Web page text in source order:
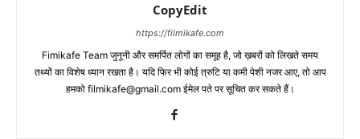
CopyEdit
https://filmikafe.com
Fimikafe Team जुनूनी और समर्पित लोगों का समूह है, जो ख़बरों को लिखते समय
तथ्‍यों का विशेष ध्‍यान रखता है। यदि फिर भी कोई त्रुटि या कमी पेशी नजर आए, तो आप
हमको filmikafe@gmail.com ईमेल पते पर सूचित कर सकते हैं।